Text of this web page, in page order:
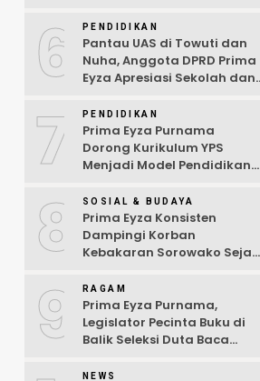
6 PENDIDIKAN
Pantau UAS di Towuti dan
Nuha, Anggota DPRD Prima
Eyza Apresiasi Sekolah dan
Digital
7 PENDIDIKAN
Prima Eyza Purnama
Dorong Kurikulum YPS
Menjadi Model Pendidikan
8 SOSIAL & BUDAYA
Prima Eyza Konsisten
Dampingi Korban
Kebakaran Sorowako Sejak
9 RAGAM
Prima Eyza Purnama,
Legislator Pecinta Buku di
Balik Seleksi Duta Baca
NEWS